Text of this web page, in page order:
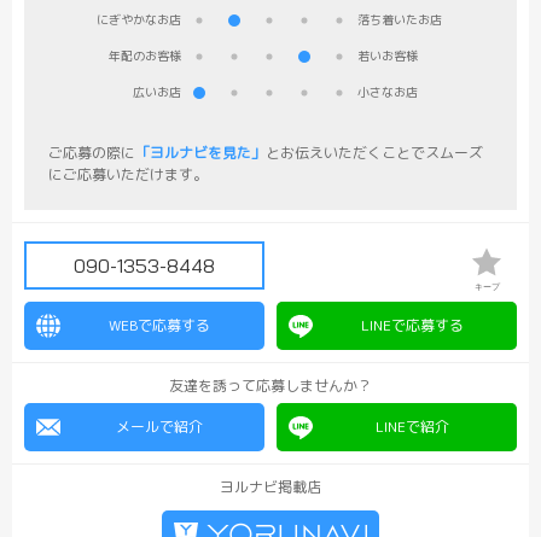
にぎやかなお店 落ち着いたお店
年配のお客様 若いお客様
広いお店 小さなお店
ご応募の際に 「ヨルナビを見た」 とお伝えいただくことでスムーズ
にご応募いただけます。
090-1353-8448
キープ
WEBで応募する LINEで応募する
友達を誘って応募しませんか？
メールで紹介
LINEで紹介
ヨルナビ掲載店